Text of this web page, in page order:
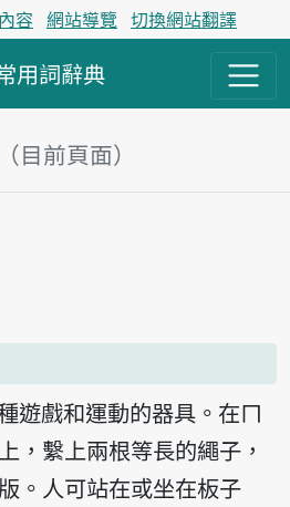
容 網站導覽 切換網站翻譯
用詞辭典
目前頁面）
遊戲和運動的器具。在ㄇ
，繫上兩根等長的繩子，
。人可站在或坐在板子